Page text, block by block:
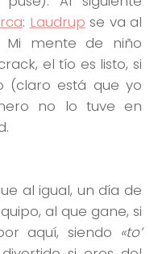
: Laudrup se va al
Mi mente de niño
el tío es listo, si
(claro está que yo
no lo tuve en
al igual, un día de
al que gane, si
aquí, siendo «to’